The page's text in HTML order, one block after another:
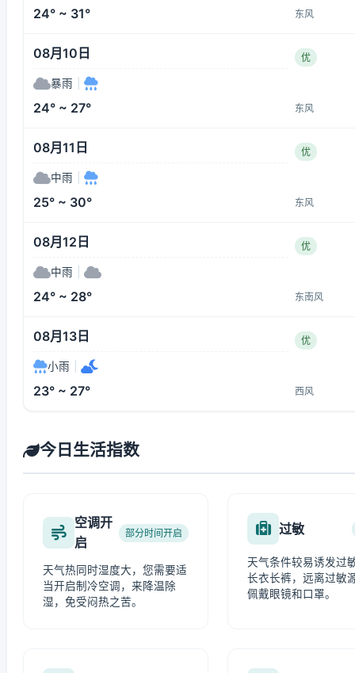
24° ~ 31° 东风
08月10日 优
暴雨
24° ~ 27° 东风
08月11日 优
中雨
25° ~ 30° 东风
08月12日 优
中雨
24° ~ 28° 东南风
08月13日 优
小雨
23° ~ 27° 西风
今日生活指数
空调开
启
部分时间开启
天气热同时湿度大，您需要适
当开启制冷空调，来降温除
湿，免受闷热之苦。
过敏
天气条件较易诱发过
长衣长裤，远离过敏
佩戴眼镜和口罩。